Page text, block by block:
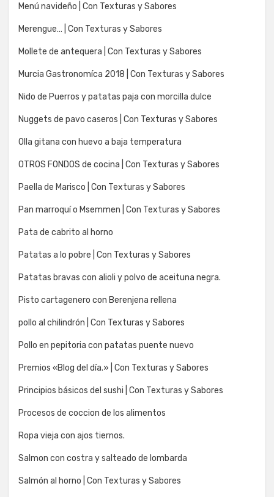
Menú navideño | Con Texturas y Sabores
Merengue… | Con Texturas y Sabores
Mollete de antequera | Con Texturas y Sabores
Murcia Gastronomíca 2018 | Con Texturas y Sabores
Nido de Puerros y patatas paja con morcilla dulce
Nuggets de pavo caseros | Con Texturas y Sabores
Olla gitana con huevo a baja temperatura
OTROS FONDOS de cocina | Con Texturas y Sabores
Paella de Marisco | Con Texturas y Sabores
Pan marroquí o Msemmen | Con Texturas y Sabores
Pata de cabrito al horno
Patatas a lo pobre | Con Texturas y Sabores
Patatas bravas con alioli y polvo de aceituna negra.
Pisto cartagenero con Berenjena rellena
pollo al chilindrón | Con Texturas y Sabores
Pollo en pepitoria con patatas puente nuevo
Premios «Blog del día.» | Con Texturas y Sabores
Principios básicos del sushi | Con Texturas y Sabores
Procesos de coccion de los alimentos
Ropa vieja con ajos tiernos.
Salmon con costra y salteado de lombarda
Salmón al horno | Con Texturas y Sabores